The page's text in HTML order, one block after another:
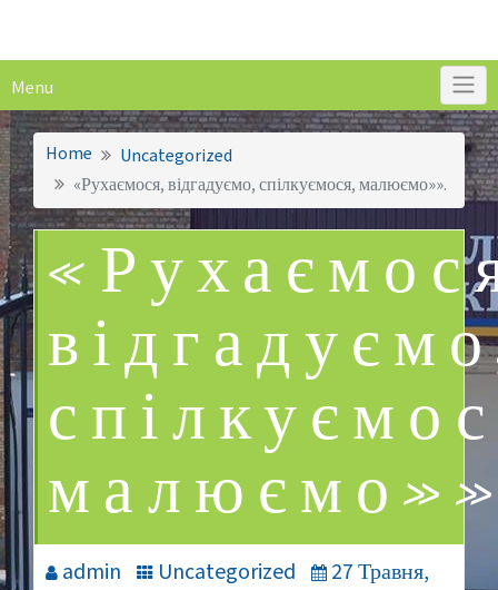
Menu
Home
Uncategorized
«Рухаємося, відгадуємо, спілкуємося, малюємо»».
admin Uncategorized
27 Травня,